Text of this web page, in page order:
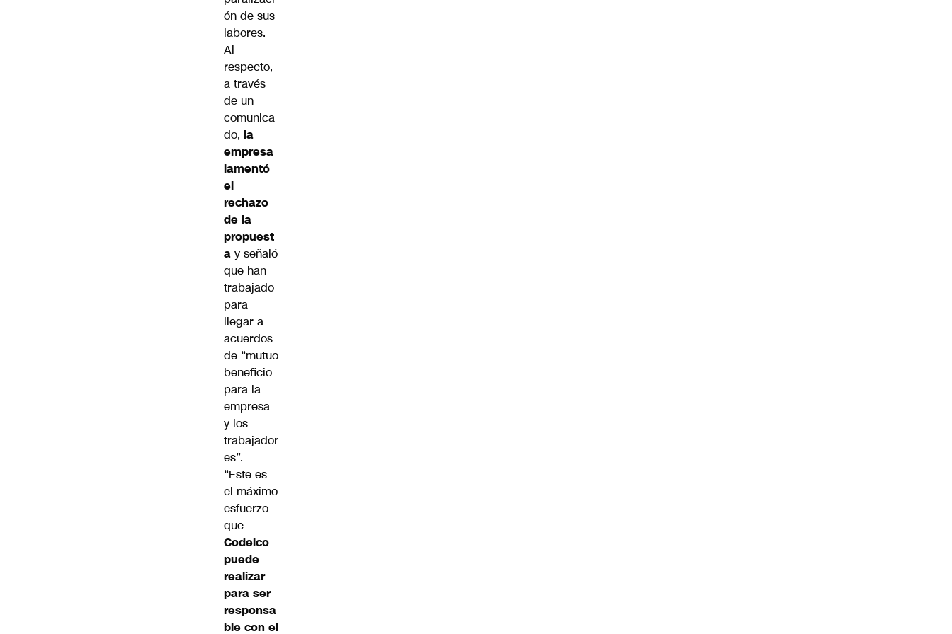
ón de sus
labores.
Al
respecto,
a través
de un
comunica
do, la
empresa
lamentó
el
rechazo
de la
propuest
a y señaló
que han
trabajado
para
llegar a
acuerdos
de “mutuo
beneficio
para la
empresa
y los
trabajador
es”.
“Este es
el máximo
esfuerzo
que
Codelco
puede
realizar
para ser
responsa
ble con el